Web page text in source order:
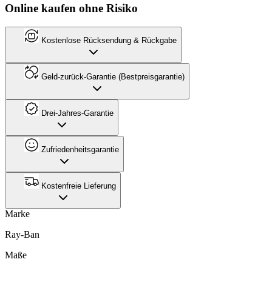
Online kaufen ohne Risiko
Kostenlose Rücksendung & Rückgabe
Geld-zurück-Garantie (Bestpreisgarantie)
Drei-Jahres-Garantie
Zufriedenheitsgarantie
Kostenfreie Lieferung
Marke
Ray-Ban
Maße